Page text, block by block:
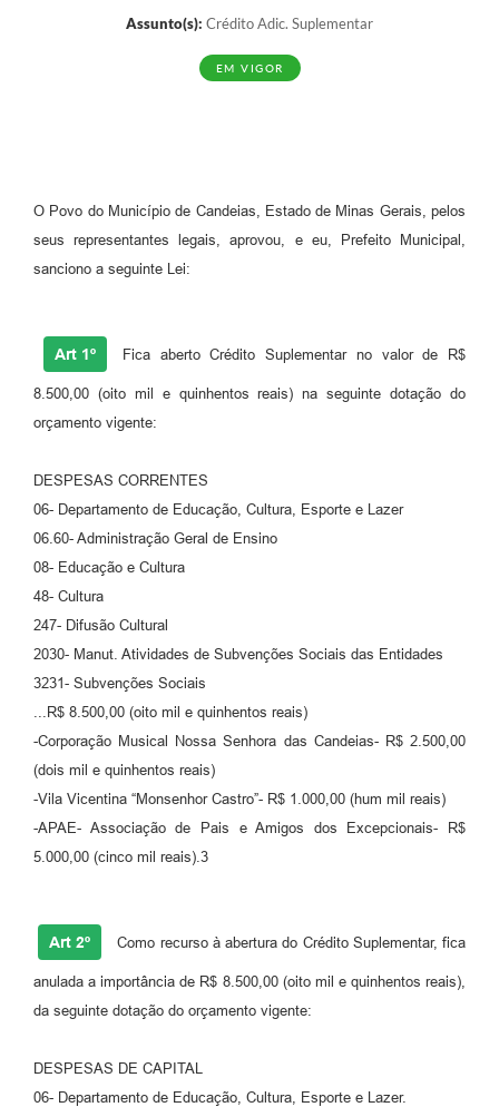
Fila de espera SUS
Publicações
Vigilância em Saúde
Plano Diretor
Farmácia Municipal
REMUME
Orientações COVID-19
Carta de Serviços
Editais
Sic
combate à pandemia do COVID -19
PNAB - CICLO 2
Assunto(s): Crédito Adic. Suplementar
EM VIGOR
O Povo do Município de Candeias, Estado de Minas Gerais, pelos
seus representantes legais, aprovou, e eu, Prefeito Municipal,
sanciono a seguinte Lei:
Art 1º Fica aberto Crédito Suplementar no valor de R$
8.500,00 (oito mil e quinhentos reais) na seguinte dotação do
orçamento vigente:
DESPESAS CORRENTES
06- Departamento de Educação, Cultura, Esporte e Lazer
06.60- Administração Geral de Ensino
08- Educação e Cultura
48- Cultura
247- Difusão Cultural
2030- Manut. Atividades de Subvenções Sociais das Entidades
3231- Subvenções Sociais
...R$ 8.500,00 (oito mil e quinhentos reais)
-Corporação Musical Nossa Senhora das Candeias- R$ 2.500,00
(dois mil e quinhentos reais)
-Vila Vicentina “Monsenhor Castro”- R$ 1.000,00 (hum mil reais)
-APAE- Associação de Pais e Amigos dos Excepcionais- R$
5.000,00 (cinco mil reais).3
Art 2º Como recurso à abertura do Crédito Suplementar, fica
anulada a importância de R$ 8.500,00 (oito mil e quinhentos reais),
da seguinte dotação do orçamento vigente:
DESPESAS DE CAPITAL
06- Departamento de Educação, Cultura, Esporte e Lazer.